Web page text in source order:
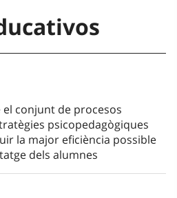
conjunt de procesos
psicopedagògiques
la major eficiència possible
dels alumnes